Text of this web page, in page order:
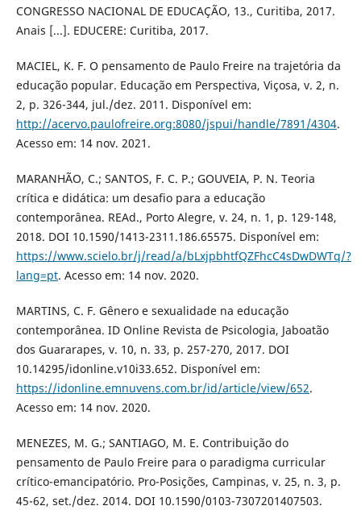
CONGRESSO NACIONAL DE EDUCAÇÃO, 13., Curitiba, 2017.
Anais [...]. EDUCERE: Curitiba, 2017.
MACIEL, K. F. O pensamento de Paulo Freire na trajetória da
educação popular. Educação em Perspectiva, Viçosa, v. 2, n.
2, p. 326-344, jul./dez. 2011. Disponível em:
http://acervo.paulofreire.org:8080/jspui/handle/7891/4304.
Acesso em: 14 nov. 2021.
MARANHÃO, C.; SANTOS, F. C. P.; GOUVEIA, P. N. Teoria
crítica e didática: um desafio para a educação
contemporânea. REAd., Porto Alegre, v. 24, n. 1, p. 129-148,
2018. DOI 10.1590/1413-2311.186.65575. Disponível em:
https://www.scielo.br/j/read/a/bLxjpbhtfQZFhcC4sDwDWTq/?
lang=pt. Acesso em: 14 nov. 2020.
MARTINS, C. F. Gênero e sexualidade na educação
contemporânea. ID Online Revista de Psicologia, Jaboatão
dos Guararapes, v. 10, n. 33, p. 257-270, 2017. DOI
10.14295/idonline.v10i33.652. Disponível em:
https://idonline.emnuvens.com.br/id/article/view/652.
Acesso em: 14 nov. 2020.
MENEZES, M. G.; SANTIAGO, M. E. Contribuição do
pensamento de Paulo Freire para o paradigma curricular
crítico-emancipatório. Pro-Posições, Campinas, v. 25, n. 3, p.
45-62, set./dez. 2014. DOI 10.1590/0103-7307201407503.